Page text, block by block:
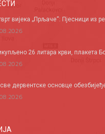
вијека „Прљаче“: Пјесници из
26 литара крви, плакета
дервентске основце